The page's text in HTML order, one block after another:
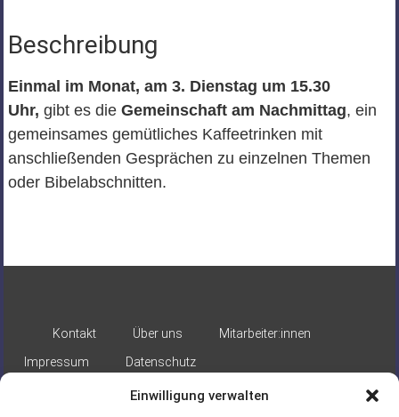
Einwilligung verwalten
Beschreibung
Einmal im Monat, am 3. Dienstag um 15.30
Uhr, gibt es die Gemeinschaft am Nachmittag, ein
gemeinsames gemütliches Kaffeetrinken mit
anschließenden Gesprächen zu einzelnen Themen
oder Bibelabschnitten.
Kontakt Über uns
Mitarbeiter:innen
Impressum
Datenschutz